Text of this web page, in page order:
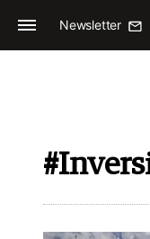
Newsletter